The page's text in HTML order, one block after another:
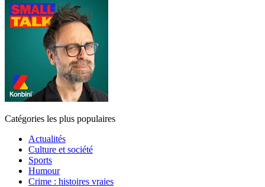
Catégories les plus populaires
Actualités
Culture et société
Sports
Humour
Crime : histoires vraies